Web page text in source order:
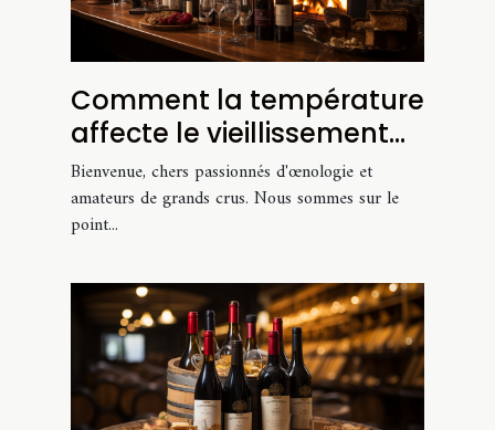
Comment la température
affecte le vieillissement
de votre vin : conseils
pour une cave optimale
Bienvenue, chers passionnés d'œnologie et
amateurs de grands crus. Nous sommes sur le
point...